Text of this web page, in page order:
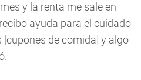
y la renta me sale en
ayuda para el cuidado
[cupones de comida] y algo